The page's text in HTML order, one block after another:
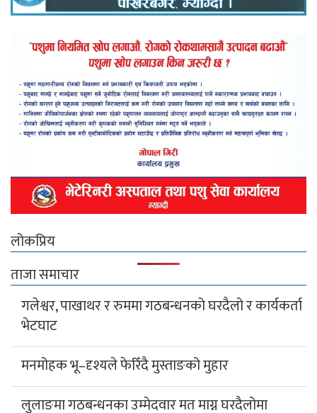
लोकप्रिय
ताजा समाचार
गलेश्वर, पाखाथर र रुममा गठबन्धनको घरदैलो र कार्यकर्ता
भेटघाट
मनमोहक भू–दृश्यले फेरिँदै मुस्ताङको मुहार
लुलाङमा गठबन्धनका उम्मेदवार मत माग्न घरदैलोमा